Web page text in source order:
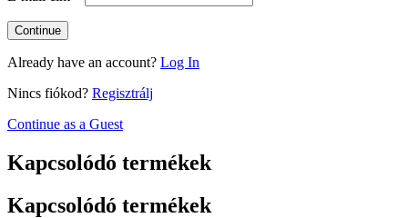
Already have an account? Log In
Nincs fiókod? Regisztrálj
Continue as a Guest
Kapcsolódó termékek
Kapcsolódó termékek